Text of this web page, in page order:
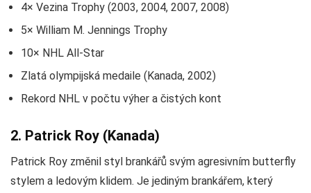
4× Vezina Trophy (2003, 2004, 2007, 2008)
5× William M. Jennings Trophy
10× NHL All-Star
Zlatá olympijská medaile (Kanada, 2002)
Rekord NHL v počtu výher a čistých kont
2. Patrick Roy (Kanada)
Patrick Roy změnil styl brankářů svým agresivním butterfly
stylem a ledovým klidem. Je jediným brankářem, který